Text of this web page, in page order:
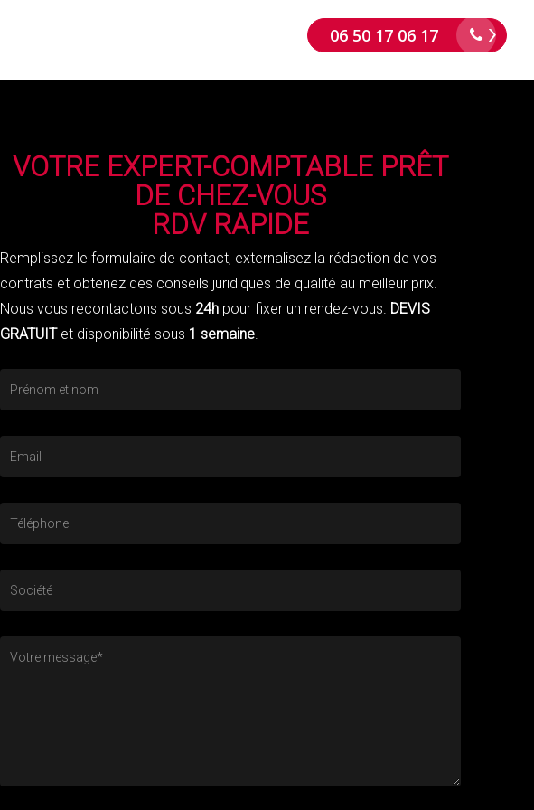
06 50 17 06 17
VOTRE EXPERT-COMPTABLE PRÊT
DE CHEZ-VOUS
RDV RAPIDE
Remplissez le formulaire de contact, externalisez la rédaction de vos
contrats et obtenez des conseils juridiques de qualité au meilleur prix.
Nous vous recontactons sous 24hpour fixer un rendez-vous. DEVIS
GRATUIT et disponibilité sous 1 semaine.